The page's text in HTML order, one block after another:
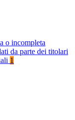
o incompleta
da parte dei titolari
1